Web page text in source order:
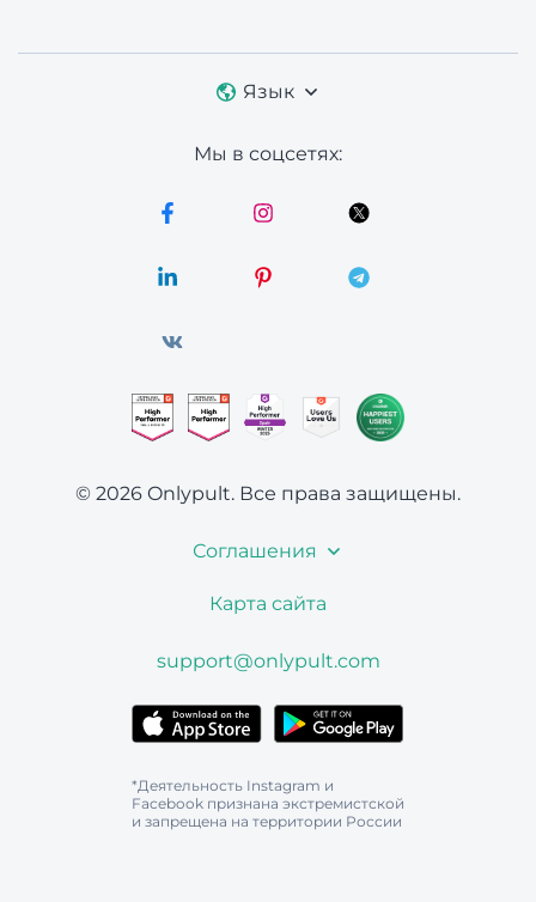
Язык
Мы в соцсетях:
© 2026 Onlypult. Все права защищены.
Соглашения
Карта сайта
support@onlypult.com
*Деятельность Instagram и
Facebook признана экстремистской
и запрещена на территории России